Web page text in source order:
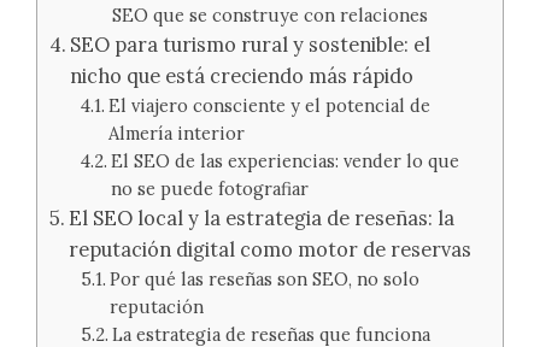
SEO que se construye con relaciones
SEO para turismo rural y sostenible: el
nicho que está creciendo más rápido
El viajero consciente y el potencial de
Almería interior
El SEO de las experiencias: vender lo que
no se puede fotografiar
El SEO local y la estrategia de reseñas: la
reputación digital como motor de reservas
Por qué las reseñas son SEO, no solo
reputación
La estrategia de reseñas que funciona